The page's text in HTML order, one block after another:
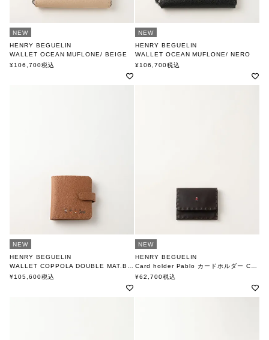
NEW
HENRY BEGUELIN
WALLET OCEAN MUFLONE/ BEIGE
MULTI OMINO
¥106,700税込
NEW
HENRY BEGUELIN
WALLET OCEAN MUFLONE/ NERO
MULTI OMINO
¥106,700税込
NEW
HENRY BEGUELIN
WALLET COPPOLA DOUBLE MAT.BOVINE PRINTED MUFLONE/ CUOIO
FAMILY OMINO
¥105,600税込
NEW
HENRY BEGUELIN
Card holder Pablo カードホルダー CUOIO/EBANO
MULTI OMINO
¥62,700税込